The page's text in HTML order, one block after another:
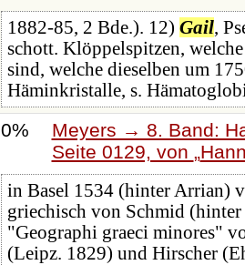
1882-85, 2 Bde.). 12) Gail,
schott. Klöppelspitzen,
sind, welche dieselben um
Häminkristalle, s.
0%
Meyers → 8. Band:
Seite 0129, von
in Basel 1534 (hinter Arrian)
griechisch von Schmid
"Geographi graeci minores"
(Leipz. 1829) und Hirscher